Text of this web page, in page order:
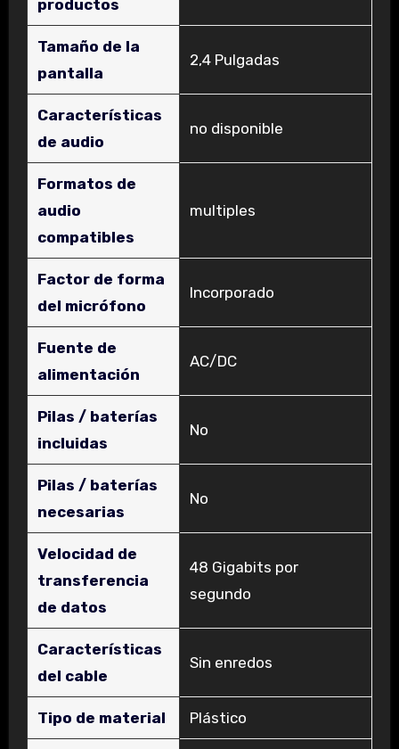
productos
Tamaño de la
pantalla
‎2,4 Pulgadas
Características
de audio
‎no disponible
Formatos de
audio
compatibles
‎multiples
Factor de forma
del micrófono
‎Incorporado
Fuente de
alimentación
‎AC/DC
Pilas / baterías
incluidas
‎No
Pilas / baterías
necesarias
‎No
Velocidad de
transferencia
de datos
‎48 Gigabits por
segundo
Características
del cable
‎Sin enredos
Tipo de material ‎Plástico